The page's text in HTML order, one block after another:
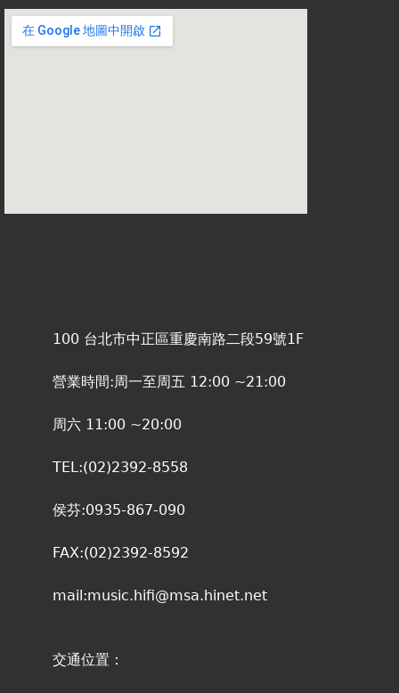
購物須知
標
100 台北市中正區重慶南路二段59號1F
營業時間:周一至周五 12:00 ~21:00
周六 11:00 ~20:00
TEL:(02)2392-8558
侯芬:0935-867-090
FAX:(02)2392-8592
mail:music.hifi@msa.hinet.net
交通位置：